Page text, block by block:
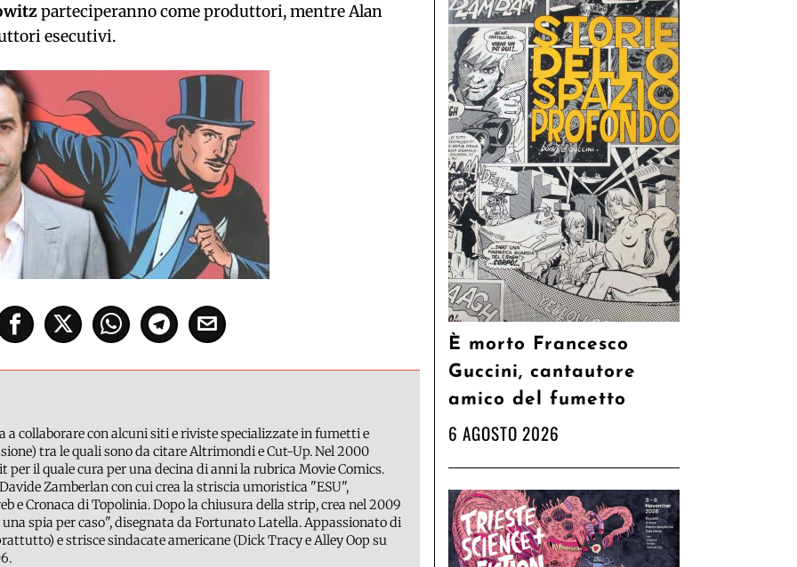
parteciperanno come produttori, mentre Alan
esecutivi.
a collaborare con alcuni siti e riviste specializzate in fumetti e
tra le quali sono da citare Altrimondi e Cut-Up. Nel 2000
per il quale cura per una decina di anni la rubrica Movie Comics.
Zamberlan con cui crea la striscia umoristica "ESU",
e Cronaca di Topolinia. Dopo la chiusura della strip, crea nel 2009
spia per caso", disegnata da Fortunato Latella. Appassionato di
e strisce sindacate americane (Dick Tracy e Alley Oop su
È morto Francesco
Guccini, cantautore
amico del fumetto
6 AGOSTO 2026